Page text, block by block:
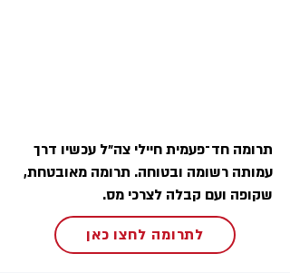
תרומה חד־פעמית חיילי צה״ל עכשיו דרך
עמותה רשומה ובטוחה. תרומה מאובטחת,
שקופה ועם קבלה לצרכי מס.
לתרומה לחצו כאן